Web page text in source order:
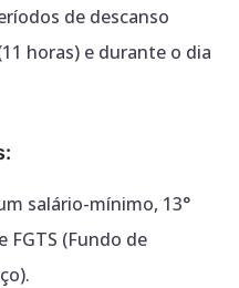
de descanso
horas) e durante o dia
salário-mínimo, 13°
FGTS (Fundo de